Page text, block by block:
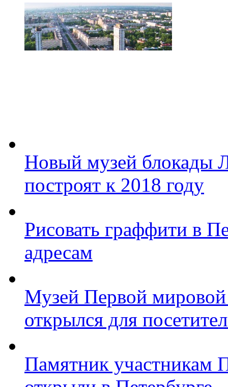
Новый музей блокады
построят к 2018 году
Рисовать граффити в
адресам
Музей Первой
открылся для
Памятник участникам